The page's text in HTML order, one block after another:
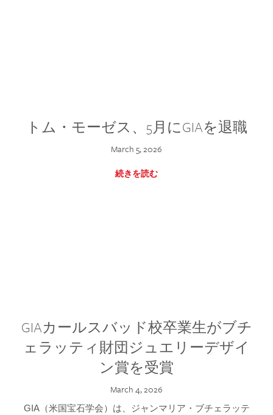
トム・モーゼス、5月にGIAを退職
March 5, 2026
続きを読む
GIAカールスバッド校卒業生がブチ
ェラッティ財団ジュエリーデザイ
ン賞を受賞
March 4, 2026
GIA（米国宝石学会）は、ジャンマリア・ブチェラッテ